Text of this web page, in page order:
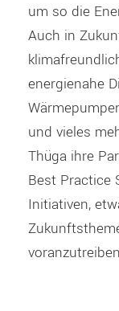
um so die
Auch in
energienahe
und vieles
Thüga ihre
Best Practice
Initiativen,